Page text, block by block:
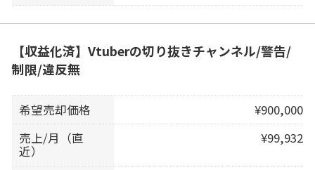
【収益化済】Vtuberの切り抜きチャンネル/警告/
制限/違反無
希望売却価格
¥900,000
売上/月（直
近）
¥99,932